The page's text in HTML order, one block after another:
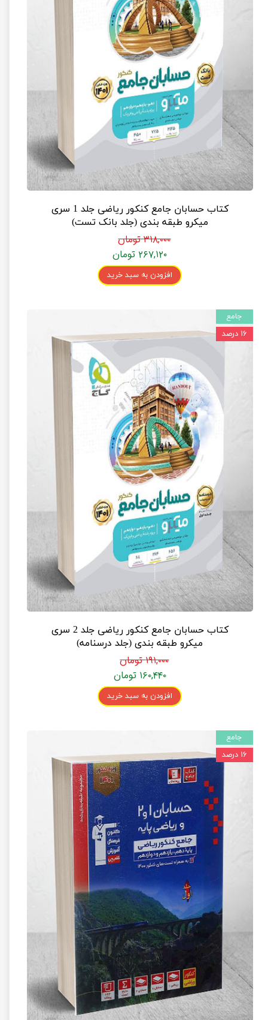
کتاب حسابان جامع کنکور ریاضی جلد 1 سری
میکرو طبقه بندی (جلد بانک تست)
۳۱۸,۰۰۰ تومان
۲۶۷,۱۲۰ تومان
افزودن به سبد خرید
کتاب حسابان جامع کنکور ریاضی جلد 2 سری
میکرو طبقه بندی (جلد درسنامه)
۱۹۱,۰۰۰ تومان
۱۶۰,۴۴۰ تومان
افزودن به سبد خرید
جامع
۱۶ درصد
جامع
۱۶ درصد